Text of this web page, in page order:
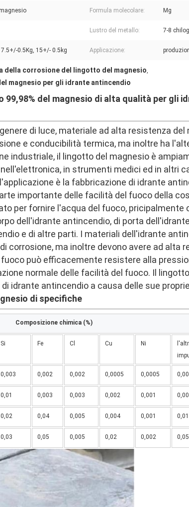
Formula molecolare: Mg
Lustro del metallo: 7-8
0.5Kg, 15+/- 0.5kg Applicazione:
della corrosione del lingotto del magnesio,
magnesio per gli idrante antincendio
del magnesio di alta qualità per gli
di luce, materiale ad alta resistenza del
e conducibilità termica, ma inoltre ha
industriale, il lingotto del magnesio è
in strumenti medici ed in altri
è la fabbricazione di idrante
importante delle facilità del fuoco della
per fornire l'acqua del fuoco,
dell'idrante antincendio, di porta
e di altre parti. I materiali dell'idrante
corrosione, ma inoltre devono avere ad alta
può efficacemente resistere alla
normale delle facilità del fuoco. Il
idrante antincendio a causa delle sue
di specifiche
Composizione chimica (%)
Si Fe Cl Cu Ni
0,003 0,002 0,002 0,0005 0,0005
0,01 0,003 0,003 0,002 0,001
0,02 0,04 0,005 0,004 0,001 0,01
0,03 0,05 0,005 0,02 0,002 0,05